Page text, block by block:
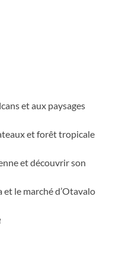
et aux paysages
et forêt tropicale
et découvrir son
le marché d’Otavalo